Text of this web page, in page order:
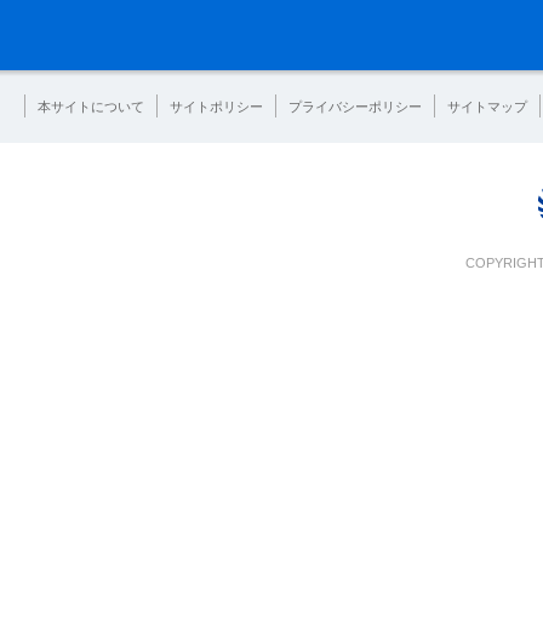
本サイトについて サイトポリシー プライバシーポリシー サイトマップ